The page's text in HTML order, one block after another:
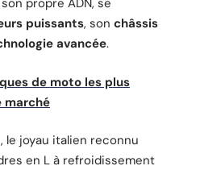
propre ADN, se
puissants, son châssis
avancée.
de moto les plus
marché
le joyau italien reconnu
en L à refroidissement